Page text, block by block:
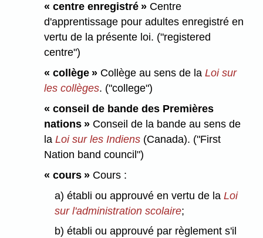
« centre enregistré » Centre
d'apprentissage pour adultes enregistré en
vertu de la présente loi. ("registered
centre")
« collège » Collège au sens de laLoi sur
les collèges. ("college")
« conseil de bande des Premières
nations » Conseil de la bande au sens de
laLoi sur les Indiens (Canada). ("First
Nation band council")
« cours » Cours :
a) établi ou approuvé en vertu de la Loi
sur l'administration scolaire;
b) établi ou approuvé par règlement s'il